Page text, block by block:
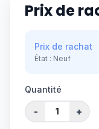
Prix de
Prix de rachat
État : Neuf
Quantité
- +